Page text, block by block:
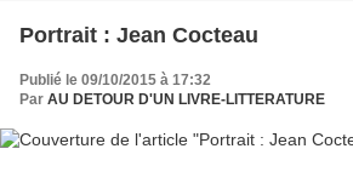
Portrait : Jean Cocteau
Publié le 09/10/2015 à 17:32
Par AU DETOUR D'UN LIVRE-LITTERATURE